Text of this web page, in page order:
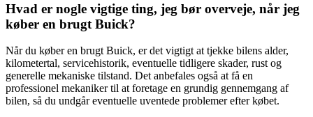
Hvad er nogle vigtige ting, jeg bør overveje, når jeg
køber en brugt Buick?
Når du køber en brugt Buick, er det vigtigt at tjekke bilens alder,
kilometertal, servicehistorik, eventuelle tidligere skader, rust og
generelle mekaniske tilstand. Det anbefales også at få en
professionel mekaniker til at foretage en grundig gennemgang af
bilen, så du undgår eventuelle uventede problemer efter købet.